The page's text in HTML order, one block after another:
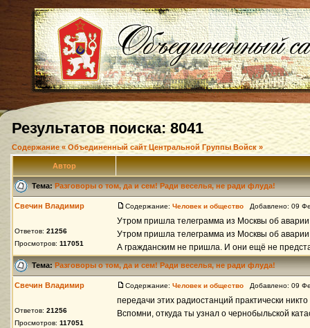
Результатов поиска: 8041
Содержание « Объединенный сайт Центральной Группы Войск »
Автор
Тема:Разговоры о том, да и сем! Ради веселья, не ради флуда!
Свечин Владимир
Ответов: 21256
Просмотров: 117051
Содержание: Человек и общество Добавлено: 09
Утром пришла телеграмма из Москвы об аварии
Утром пришла телеграмма из Москвы об аварии
А гражданским не пришла. И они ещё не
Тема:Разговоры о том, да и сем! Ради веселья, не ради флуда!
Свечин Владимир
Ответов: 21256
Просмотров: 117051
Содержание: Человек и общество Добавлено: 09
передачи этих радиостанций практически
Вспомни, откуда ты узнал о чернобыльской